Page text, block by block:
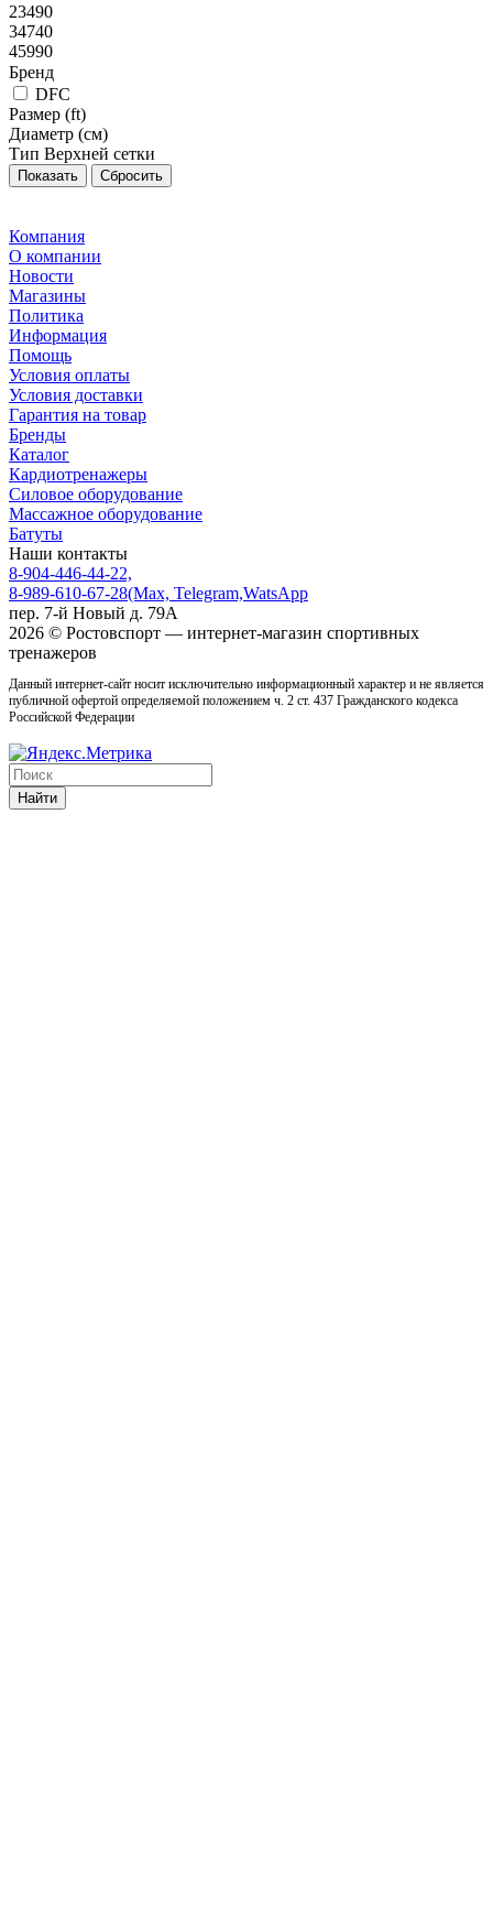
23490
34740
45990
Бренд
DFC
Размер (ft)
Диаметр (см)
Тип Верхней сетки
Сбросить
Компания
О компании
Новости
Магазины
Политика
Информация
Помощь
Условия оплаты
Условия доставки
Гарантия на товар
Бренды
Каталог
Кардиотренажеры
Силовое оборудование
Массажное оборудование
Батуты
Наши контакты
8-904-446-44-22,
8-989-610-67-28(Max, Telegram,WatsApp
пер. 7-й Новый д. 79А
2026 © Ростовcпорт — интернет-магазин спортивных
тренажеров
Данный интернет-сайт носит исключительно информационный характер и не является
публичной офертой определяемой положением ч. 2 ст. 437 Гражданского кодекса
Российской Федерации
Найти